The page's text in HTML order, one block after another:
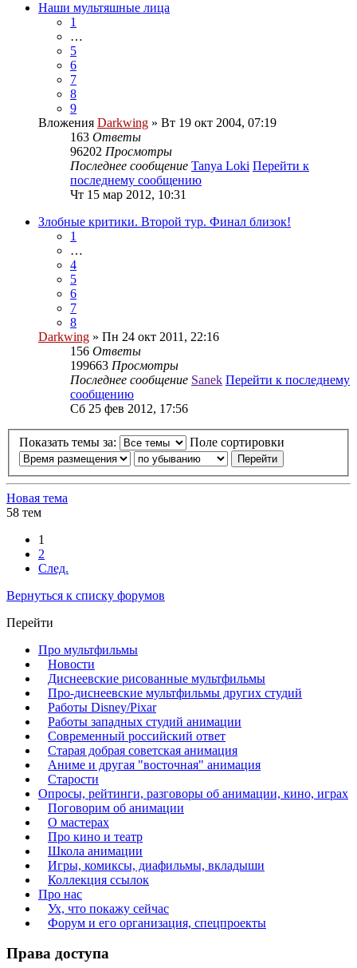
Наши мультяшные лица
1
…
5
6
7
8
9
Вложения Darkwing » Вт 19 окт 2004, 07:19
163 Ответы
96202 Просмотры
Последнее сообщение Tanya Loki Перейти к
последнему сообщению
Чт 15 мар 2012, 10:31
Злобные критики. Второй тур. Финал близок!
1
…
4
5
6
7
8
Darkwing » Пн 24 окт 2011, 22:16
156 Ответы
199663 Просмотры
Последнее сообщение Sanek Перейти к последнему
сообщению
Сб 25 фев 2012, 17:56
Показать темы за: Поле сортировки
Новая тема
58 тем
1
2
След.
Вернуться к списку форумов
Перейти
Про мультфильмы
Новости
Диснеевские рисованные мультфильмы
Про-диснеевские мультфильмы других студий
Работы Disney/Pixar
Работы западных студий анимации
Современный российский ответ
Старая добрая советская анимация
Аниме и другая "восточная" анимация
Старости
Опросы, рейтинги, разговоры об анимации, кино, играх
Поговорим об анимации
О мастерах
Про кино и театр
Школа анимации
Игры, комиксы, диафильмы, вкладыши
Коллекция ссылок
Про нас
Ух, что покажу сейчас
Форум и его организация, спецпроекты
Права доступа